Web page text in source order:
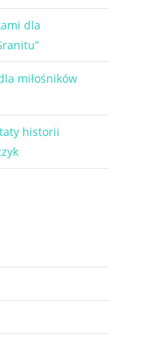
dla
miłośników
historii